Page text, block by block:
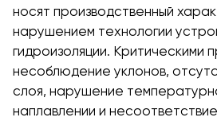
носят производственный
нарушением технологии
гидроизоляции. Критическими
несоблюдение уклонов,
слоя, нарушение
наплавлении и